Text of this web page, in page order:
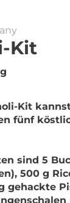
Kit
Kit
fünf
sind 5
500 g
gehackte